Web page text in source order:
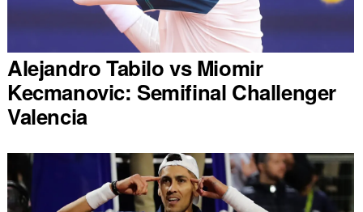
Alejandro Tabilo vs Miomir
Kecmanovic: Semifinal Challenger
Valencia